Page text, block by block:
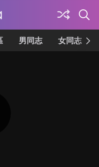
男同志 女同志